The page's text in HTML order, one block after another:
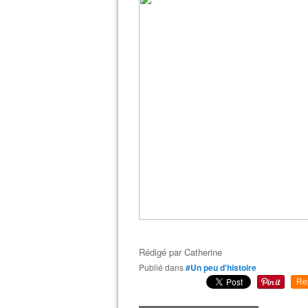
Rédigé parCatherine
Publié dans#Un peu d'histoire